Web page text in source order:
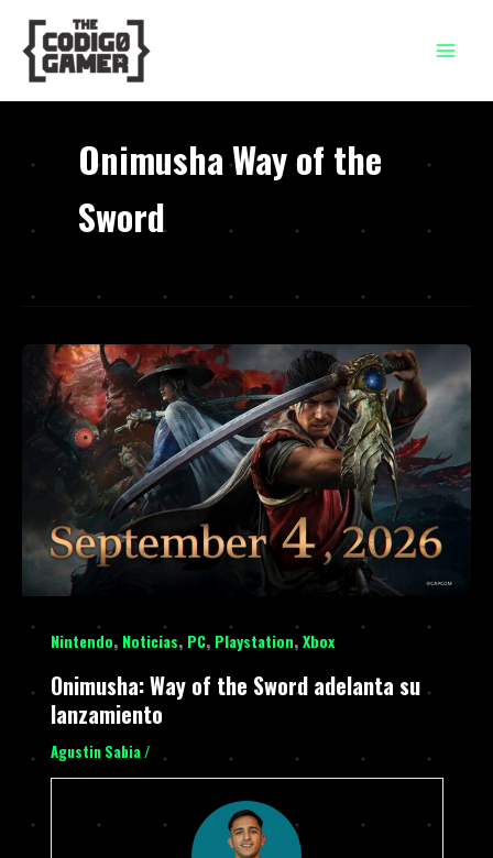
contenido
Onimusha Way of the
Sword
Nintendo, Noticias, PC, Playstation,Xbox
Onimusha: Way of the Sword adelanta su
lanzamiento
Agustin Sabia /